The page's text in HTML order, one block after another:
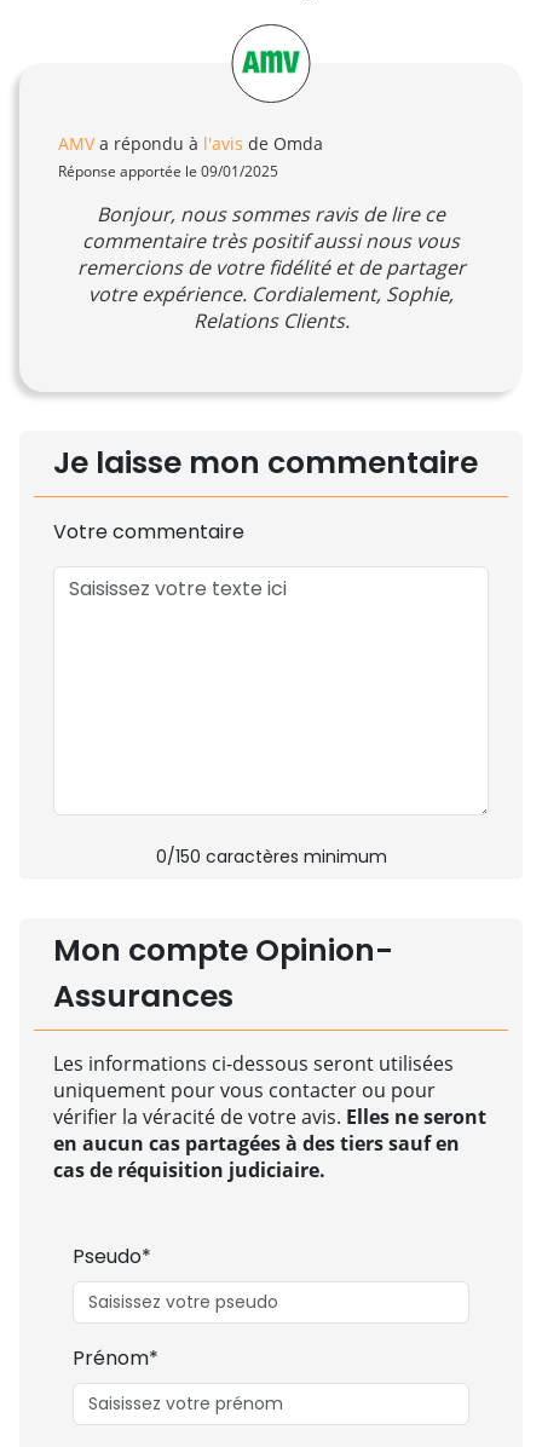
AMVa répondu à l'avis de Omda
Réponse apportée le 09/01/2025
Bonjour, nous sommes ravis de lire ce
commentaire très positif aussi nous vous
remercions de votre fidélité et de partager
votre expérience. Cordialement, Sophie,
Relations Clients.
Je laisse mon commentaire
Votre commentaire
0/150 caractères minimum
Mon compte Opinion-
Assurances
Les informations ci-dessous seront utilisées
uniquement pour vous contacter ou pour
vérifier la véracité de votre avis. Elles ne seront
en aucun cas partagées à des tiers sauf en
cas de réquisition judiciaire.
Pseudo*
Prénom*